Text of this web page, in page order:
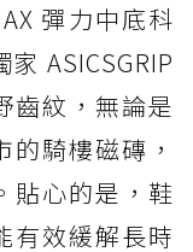
彈力中底科
ASICSGRIP
齒紋，無論是
騎樓磁磚，
貼心的是，鞋
有效緩解長時